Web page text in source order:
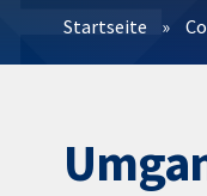
Filter
Startseite